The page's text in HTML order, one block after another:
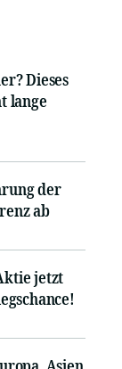
Dieses
lange
der
ab
jetzt